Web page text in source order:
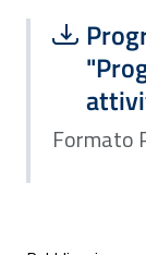
Scarica
Formato